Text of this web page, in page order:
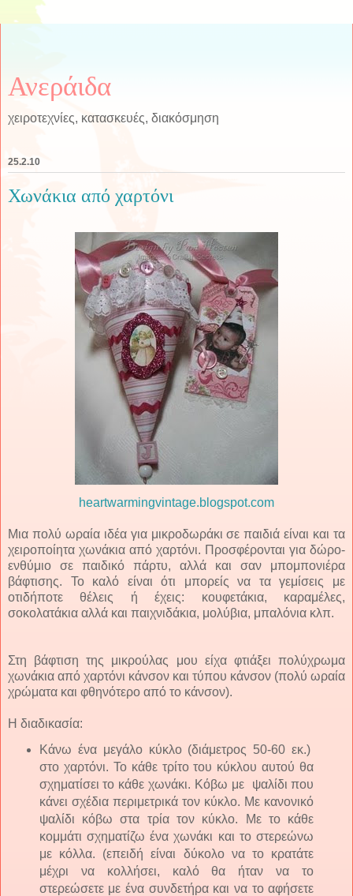
Ανεράιδα
χειροτεχνίες, κατασκευές, διακόσμηση
25.2.10
Χωνάκια από χαρτόνι
heartwarmingvintage.blogspot.com
Μια πολύ ωραία ιδέα για μικροδωράκι σε παιδιά είναι και τα
χειροποίητα χωνάκια από χαρτόνι. Προσφέρονται για δώρο-
ενθύμιο σε παιδικό πάρτυ, αλλά και σαν μπομπονιέρα
βάφτισης. Το καλό είναι ότι μπορείς να τα γεμίσεις με
οτιδήποτε θέλεις ή έχεις: κουφετάκια, καραμέλες,
σοκολατάκια αλλά και παιχνιδάκια, μολύβια, μπαλόνια κλπ.
Στη βάφτιση της μικρούλας μου είχα φτιάξει πολύχρωμα
χωνάκια από χαρτόνι κάνσον και τύπου κάνσον (πολύ ωραία
χρώματα και φθηνότερο από το κάνσον).
Η διαδικασία:
Κάνω ένα μεγάλο κύκλο (διάμετρος 50-60 εκ.)
στο χαρτόνι. Το κάθε τρίτο του κύκλου αυτού θα
σχηματίσει το κάθε χωνάκι. Κόβω με ψαλίδι που
κάνει σχέδια περιμετρικά τον κύκλο. Με κανονικό
ψαλίδι κόβω στα τρία τον κύκλο. Με το κάθε
κομμάτι σχηματίζω ένα χωνάκι και το στερεώνω
με κόλλα. (επειδή είναι δύκολο να το κρατάτε
μέχρι να κολλήσει, καλό θα ήταν να το
στερεώσετε με ένα συνδετήρα και να το αφήσετε